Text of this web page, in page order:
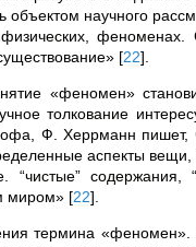
научного
[22]
«феномен»
толкование
Ф. Херрманн пишет,
аспекты
“чистые”
миром» [22]
термина